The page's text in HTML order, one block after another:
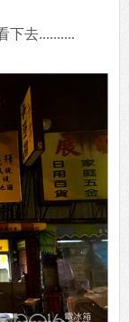
下去..........